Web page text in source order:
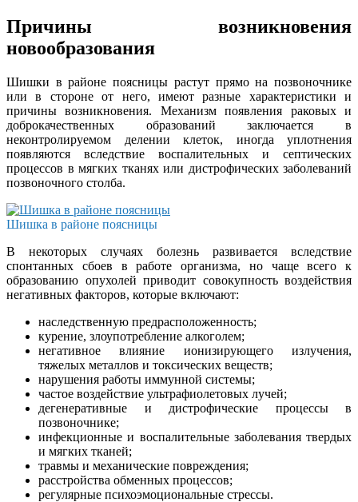
Причины возникновения
новообразования
Шишки в районе поясницы растут прямо на позвоночнике
или в стороне от него, имеют разные характеристики и
причины возникновения. Механизм появления раковых и
доброкачественных образований заключается в
неконтролируемом делении клеток, иногда уплотнения
появляются вследствие воспалительных и септических
процессов в мягких тканях или дистрофических заболеваний
позвоночного столба.
Шишка в районе поясницы
В некоторых случаях болезнь развивается вследствие
спонтанных сбоев в работе организма, но чаще всего к
образованию опухолей приводит совокупность воздействия
негативных факторов, которые включают:
наследственную предрасположенность;
курение, злоупотребление алкоголем;
негативное влияние ионизирующего излучения,
тяжелых металлов и токсических веществ;
нарушения работы иммунной системы;
частое воздействие ультрафиолетовых лучей;
дегенеративные и дистрофические процессы в
позвоночнике;
инфекционные и воспалительные заболевания твердых
и мягких тканей;
травмы и механические повреждения;
расстройства обменных процессов;
регулярные психоэмоциональные стрессы.